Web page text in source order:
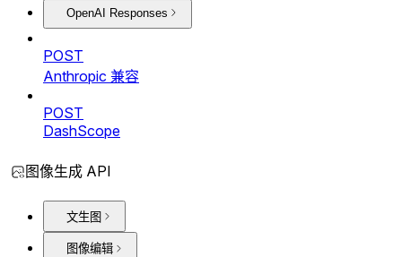
OpenAI Responses
POST
Anthropic 兼容
POST
DashScope
图像生成 API
文生图
图像编辑